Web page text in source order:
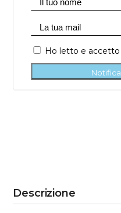
Ho letto e accetto
Descrizione